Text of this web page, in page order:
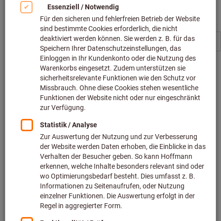
Wendeschneidplatte BK8425
26,41 €
inkl. MwSt. /22,19 € Netto
KOMET®
21,96 €
inkl. MwSt. /18,45 € Netto
Filtern & Sortieren
Produkte